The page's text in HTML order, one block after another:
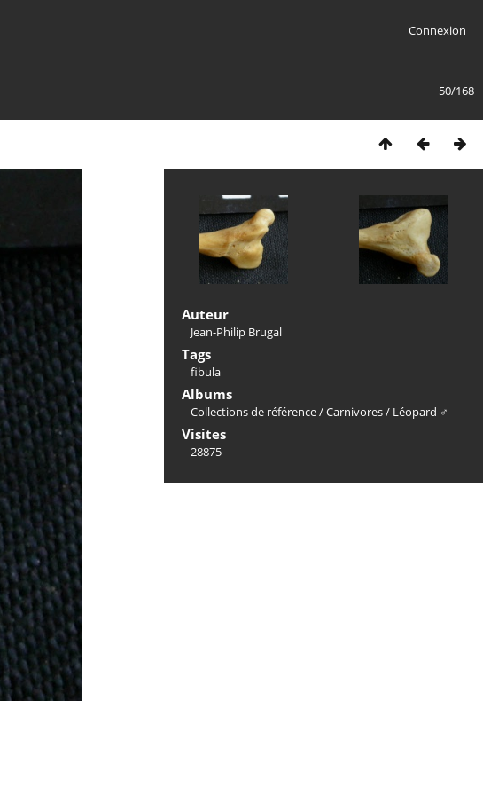
Connexion
50/168
Auteur
Jean-Philip Brugal
Tags
fibula
Albums
Collections de référence/Carnivores/ Léopard ♂
Visites
28875